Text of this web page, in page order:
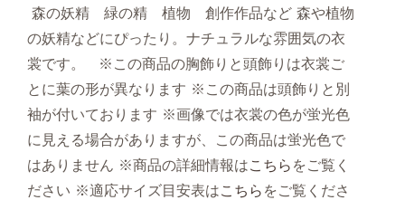
森の妖精 緑の精 植物 創作作品など 森や植物
の妖精などにぴったり。ナチュラルな雰囲気の衣
裳です。 ※この商品の胸飾りと頭飾りは衣裳ご
とに葉の形が異なります ※この商品は頭飾りと別
袖が付いております ※画像では衣裳の色が蛍光色
に見える場合がありますが、この商品は蛍光色で
はありません ※商品の詳細情報はこちら をご覧く
ださい ※適応サイズ目安表はこちら をご覧くださ